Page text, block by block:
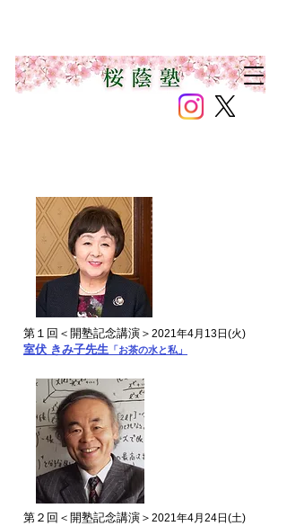
第１回＜開塾記念講演＞ 2021年4月13日 (火)
室伏 きみ子先生 「お茶の水と私」
第２回＜開塾記念講演＞ 2021年4月24日(土)